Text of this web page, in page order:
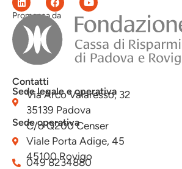
Promossa da
Contatti
Sede legale e operativa
Via Arco Valaresso, 32
35139 Padova
Sede operativa
C/o Q200 Censer
Viale Porta Adige, 45
45100 Rovigo
049 8234880